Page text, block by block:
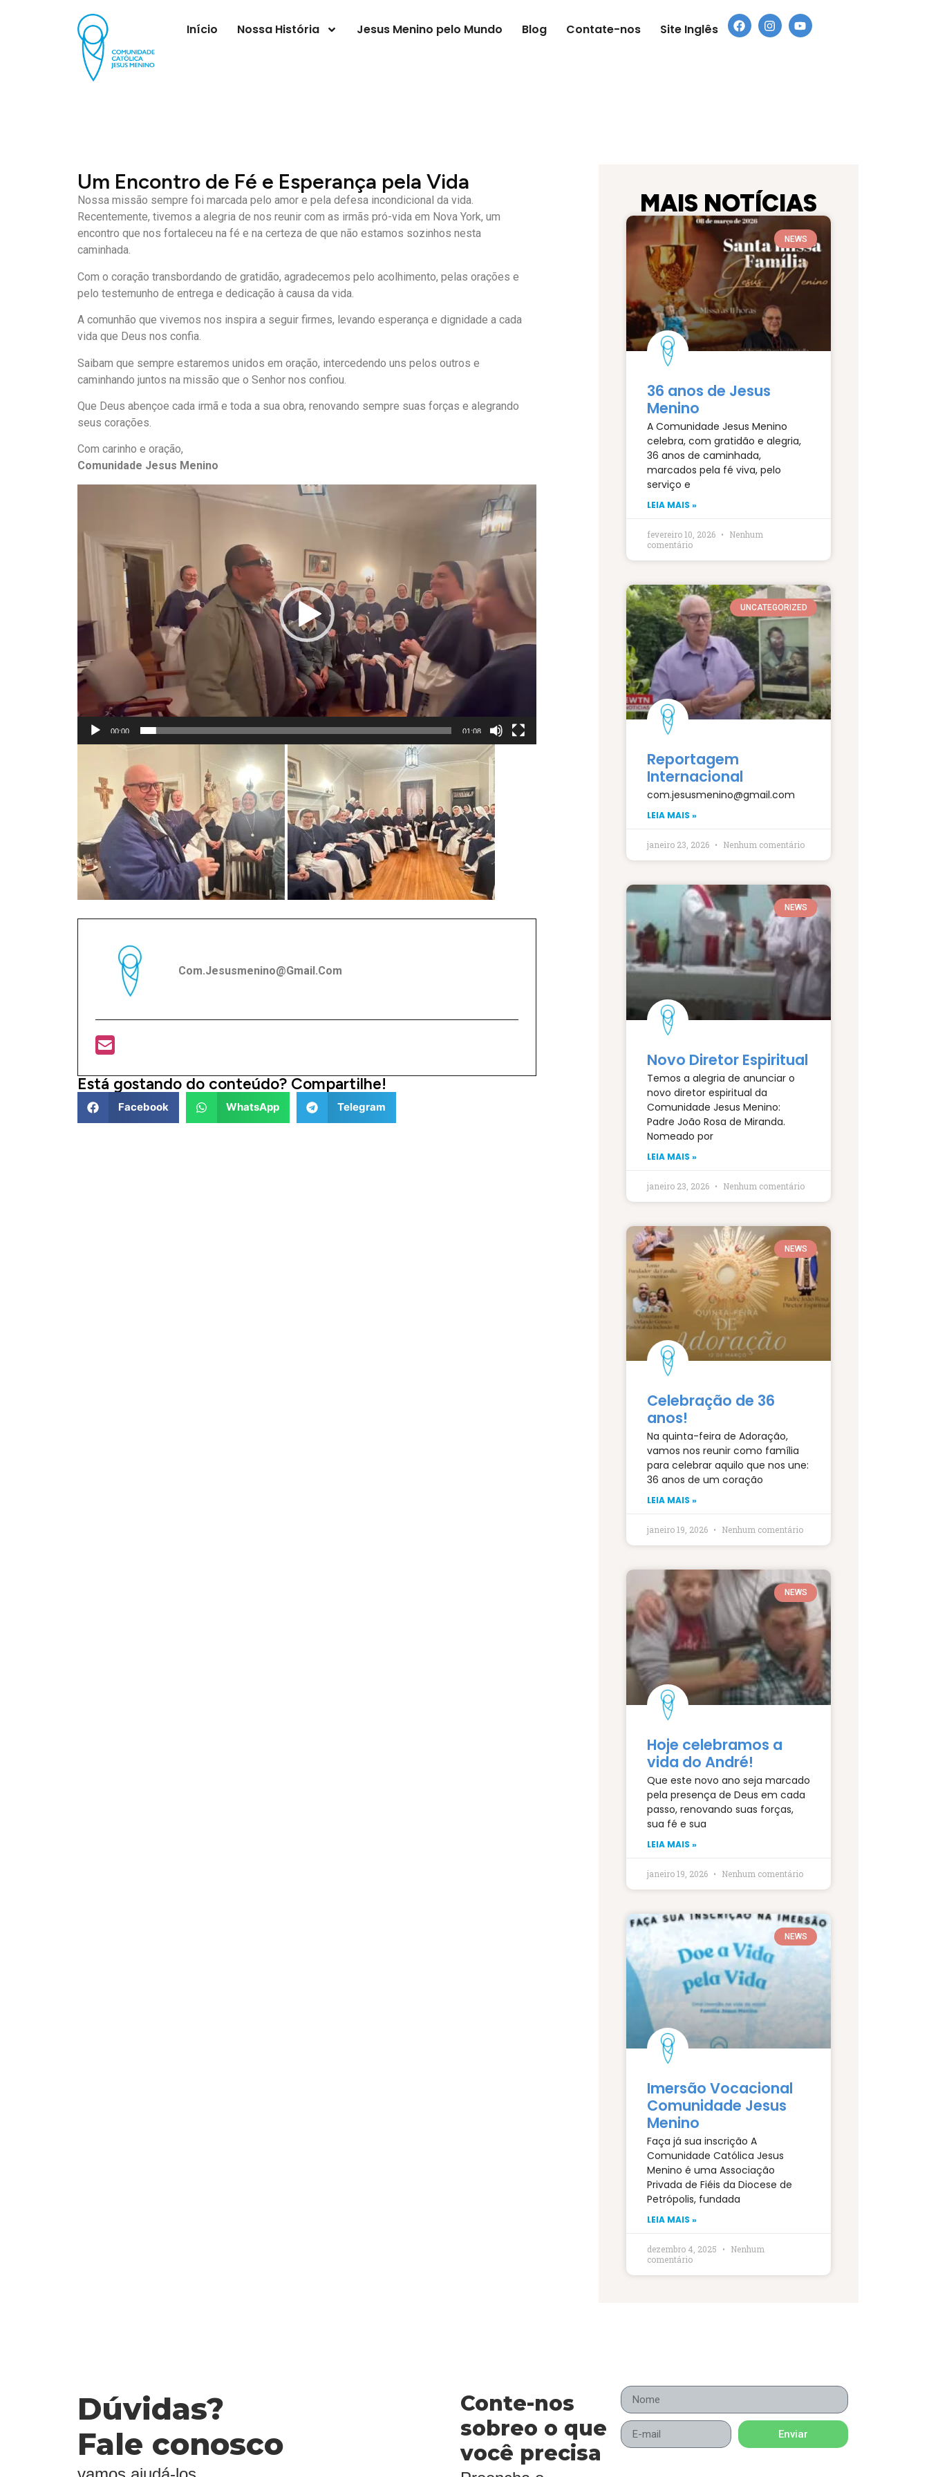
Início Nossa História Jesus Menino pelo Mundo Blog Contate-nos Site Inglês
Um Encontro de Fé e Esperança pela Vida
Nossa missão sempre foi marcada pelo amor e pela defesa incondicional da vida.
Recentemente, tivemos a alegria de nos reunir com as irmãs pró-vida em Nova York, um
encontro que nos fortaleceu na fé e na certeza de que não estamos sozinhos nesta
caminhada.
Com o coração transbordando de gratidão, agradecemos pelo acolhimento, pelas orações e
pelo testemunho de entrega e dedicação à causa da vida.
A comunhão que vivemos nos inspira a seguir firmes, levando esperança e dignidade a cada
vida que Deus nos confia.
Saibam que sempre estaremos unidos em oração, intercedendo uns pelos outros e
caminhando juntos na missão que o Senhor nos confiou.
Que Deus abençoe cada irmã e toda a sua obra, renovando sempre suas forças e alegrando
seus corações.
Com carinho e oração,
Comunidade Jesus Menino
00:00 01:08
Com.jesusmenino@gmail.com
Está gostando do conteúdo? Compartilhe!
Facebook WhatsApp Telegram
MAIS NOTÍCIAS
NEWS
36 anos de Jesus
Menino
A Comunidade Jesus Menino
celebra, com gratidão e alegria,
36 anos de caminhada,
marcados pela fé viva, pelo
serviço e
LEIA MAIS »
fevereiro 10, 2026
Nenhum
comentário
UNCATEGORIZED
Reportagem
Internacional
com.jesusmenino@gmail.com
LEIA MAIS »
janeiro 23, 2026 Nenhum comentário
NEWS
Novo Diretor Espiritual
Temos a alegria de anunciar o
novo diretor espiritual da
Comunidade Jesus Menino:
Padre João Rosa de Miranda.
Nomeado por
LEIA MAIS »
janeiro 23, 2026 Nenhum comentário
NEWS
Celebração de 36
anos!
Na quinta-feira de Adoração,
vamos nos reunir como família
para celebrar aquilo que nos une:
36 anos de um coração
LEIA MAIS »
janeiro 19, 2026 Nenhum comentário
NEWS
Hoje celebramos a
vida do André!
Que este novo ano seja marcado
pela presença de Deus em cada
passo, renovando suas forças,
sua fé e sua
LEIA MAIS »
janeiro 19, 2026 Nenhum comentário
NEWS
Imersão Vocacional
Comunidade Jesus
Menino
Faça já sua inscrição A
Comunidade Católica Jesus
Menino é uma Associação
Privada de Fiéis da Diocese de
Petrópolis, fundada
LEIA MAIS »
dezembro 4, 2025
Nenhum
comentário
Dúvidas?
Fale conosco
Conte-nos
sobreo o que
você precisa
Enviar